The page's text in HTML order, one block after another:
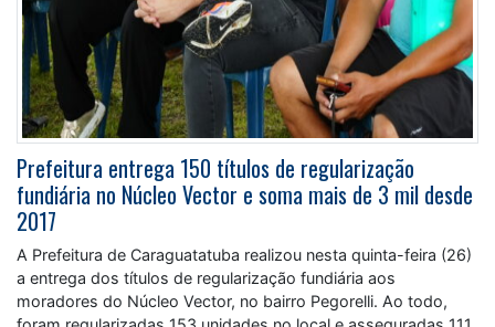
Prefeitura entrega 150 títulos de regularização
fundiária no Núcleo Vector e soma mais de 3 mil desde
2017
A Prefeitura de Caraguatatuba realizou nesta quinta-feira (26)
a entrega dos títulos de regularização fundiária aos
moradores do Núcleo Vector, no bairro Pegorelli. Ao todo,